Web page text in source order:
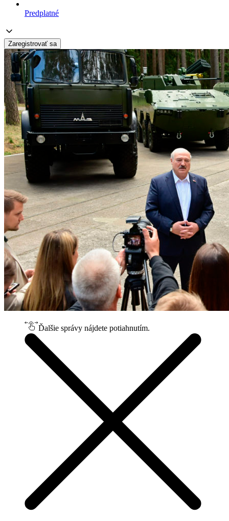
Predplatné
Zaregistrovať sa
Ďalšie správy nájdete potiahnutím.